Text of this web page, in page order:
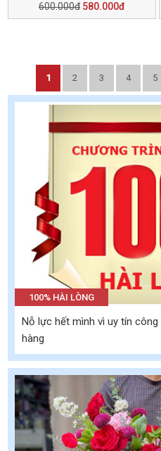
600.000đ 580.000đ
1 2 3 4 5
100% HÀI LÒNG
Nỗ lực hết mình vì uy tín
hàng